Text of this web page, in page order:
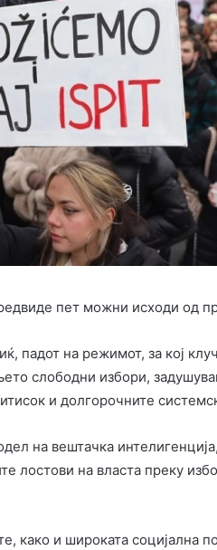
пет можни исходи од
падот на режимот, за кој
слободни избори,
и долгорочните
на вештачка
лостови на власта преку
како и широката социјална